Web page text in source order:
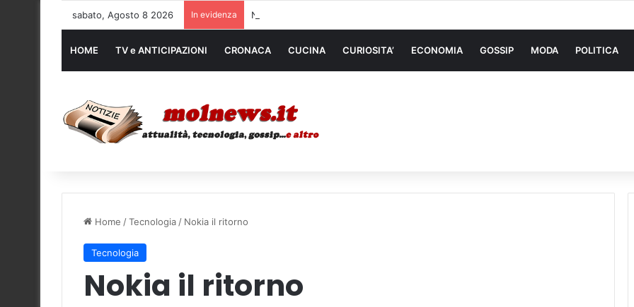
sabato, Agosto 8 2026 In evidenza Noleggio mezzi di sollevamento: la migliore soluzione
HOME TV e ANTICIPAZIONI CRONACA CUCINA CURIOSITA’ ECONOMIA GOSSIP MODA POLITICA
Home /Tecnologia / Nokia il ritorno
Tecnologia
Nokia il ritorno